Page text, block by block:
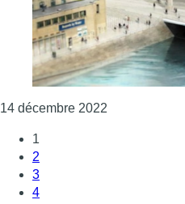
14 décembre 2022
1
2
3
4